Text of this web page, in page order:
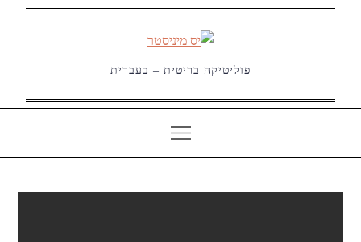
פוליטיקה בריטית – בעברית